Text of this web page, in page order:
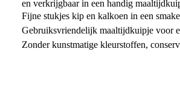
en verkrijgbaar in een handig
Fijne stukjes kip en kalkoen in een
Gebruiksvriendelijk maaltijdkuipje voor
Zonder kunstmatige kleurstoffen,